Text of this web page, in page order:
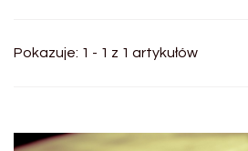
Pokazuje: 1 - 1 z 1 artykułów